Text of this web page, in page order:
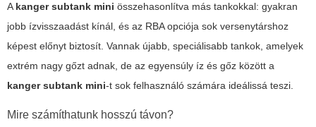
Akanger subtank mini összehasonlítva más tankokkal: gyakran
jobb ízvisszaadást kínál, és az RBA opciója sok versenytárshoz
képest előnyt biztosít. Vannak újabb, speciálisabb tankok, amelyek
extrém nagy gőzt adnak, de az egyensúly íz és gőz között a
kanger subtank mini-t sok felhasználó számára ideálissá teszi.
Mire számíthatunk hosszú távon?